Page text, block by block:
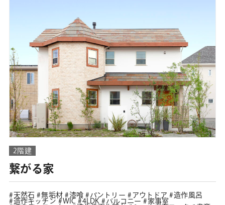
2階建
繋がる家
天然石 無垢材 漆喰 パントリー アウトドア
造作風呂
造作キッチン
WIC 4LDK バルコニー
家事室